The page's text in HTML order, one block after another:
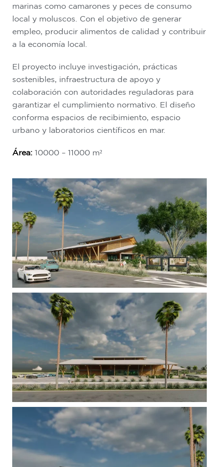
marinas como camarones y peces de consumo
local y moluscos. Con el objetivo de generar
empleo, producir alimentos de calidad y contribuir
a la economía local.
El proyecto incluye investigación, prácticas
sostenibles, infraestructura de apoyo y
colaboración con autoridades reguladoras para
garantizar el cumplimiento normativo. El diseño
conforma espacios de recibimiento, espacio
urbano y laboratorios científicos en mar.
Área: 10000 – 11000 m²